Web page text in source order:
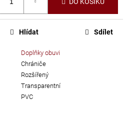
Doplňky obuvi
Chrániče
Rozšířený
Transparentní
PVC
Hlídat Sdílet